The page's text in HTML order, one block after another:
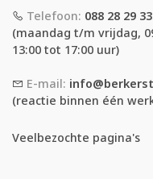
Telefoon: 088 28 29
(maandag t/m vrijdag,
13:00 tot 17:00 uur)
E-mail:
(reactie binnen één
Veelbezochte pagina's